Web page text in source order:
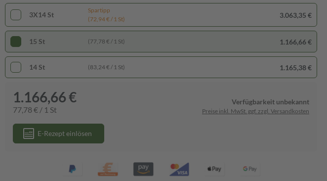
3X14 St
Spartipp
(72,94 € / 1 St)
3.063,35 €
15 St (77,78 € / 1 St) 1.166,66 €
14 St (83,24 € / 1 St) 1.165,38 €
1.166,66 €
77,78 € / 1 St
Verfügbarkeit unbekannt
Preise inkl. MwSt. ggf. zzgl. Versandkosten
E-Rezept einlösen